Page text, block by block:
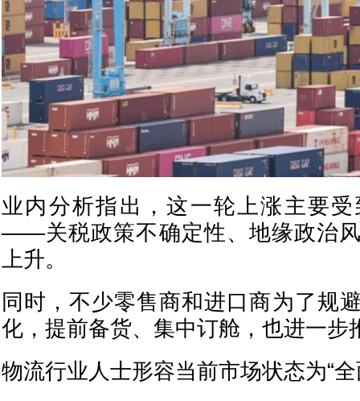
业内分析指出，这一轮上涨主要
——关税政策不确定性、地缘政治
上升。
同时，不少零售商和进口商为了规
化，提前备货、集中订舱，也进一步
物流行业人士形容当前市场状态为“全